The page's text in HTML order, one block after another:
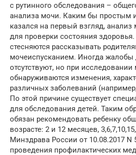
с рутинного обследования –
анализа мочи. Каким бы простым
казался на первый взгляд,
для проверки состояния
стесняются рассказывать
мочеиспусканием. Иногда жалобы
отсутствуют, но при исследовании
обнаруживаются изменения,
различных заболеваний
По этой причине существует
для обследования детей. Таким
обязан рекомендовать ребенку
возрасте: 2 и 12 месяцев,
Минздрава России от 10.08.2017 N
проведения профилактических